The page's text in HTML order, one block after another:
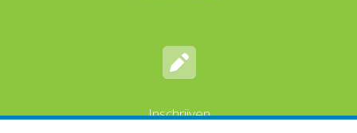
Inschrijven